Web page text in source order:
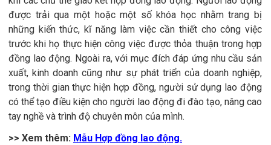
được trải qua một hoặc một số khóa học nhằm trang bị
những kiến thức, kĩ năng làm việc cần thiết cho công việc
trước khi họ thực hiện công việc được thỏa thuận trong hợp
đồng lao động. Ngoài ra, với mục đích đáp ứng nhu cầu sản
xuất, kinh doanh cũng như sự phát triển của doanh nghiệp,
trong thời gian thực hiện hợp đồng, người sử dụng lao động
có thể tạo điều kiện cho người lao động đi đào tạo, nâng cao
tay nghề và trình độ chuyên môn của mình.
>> Xem thêm: Mẫu Hợp đồng lao động.